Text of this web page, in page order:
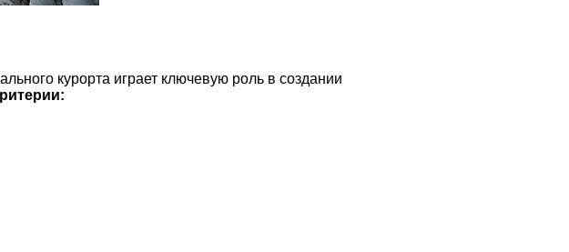
курорта играет ключевую роль в создании